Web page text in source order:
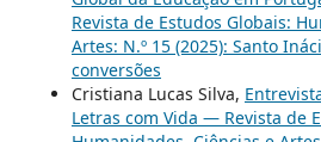
Revista de Estudos Globais:
Artes: N.º 15 (2025): Santo
conversões
Cristiana Lucas Silva,
Letras com Vida — Revista de